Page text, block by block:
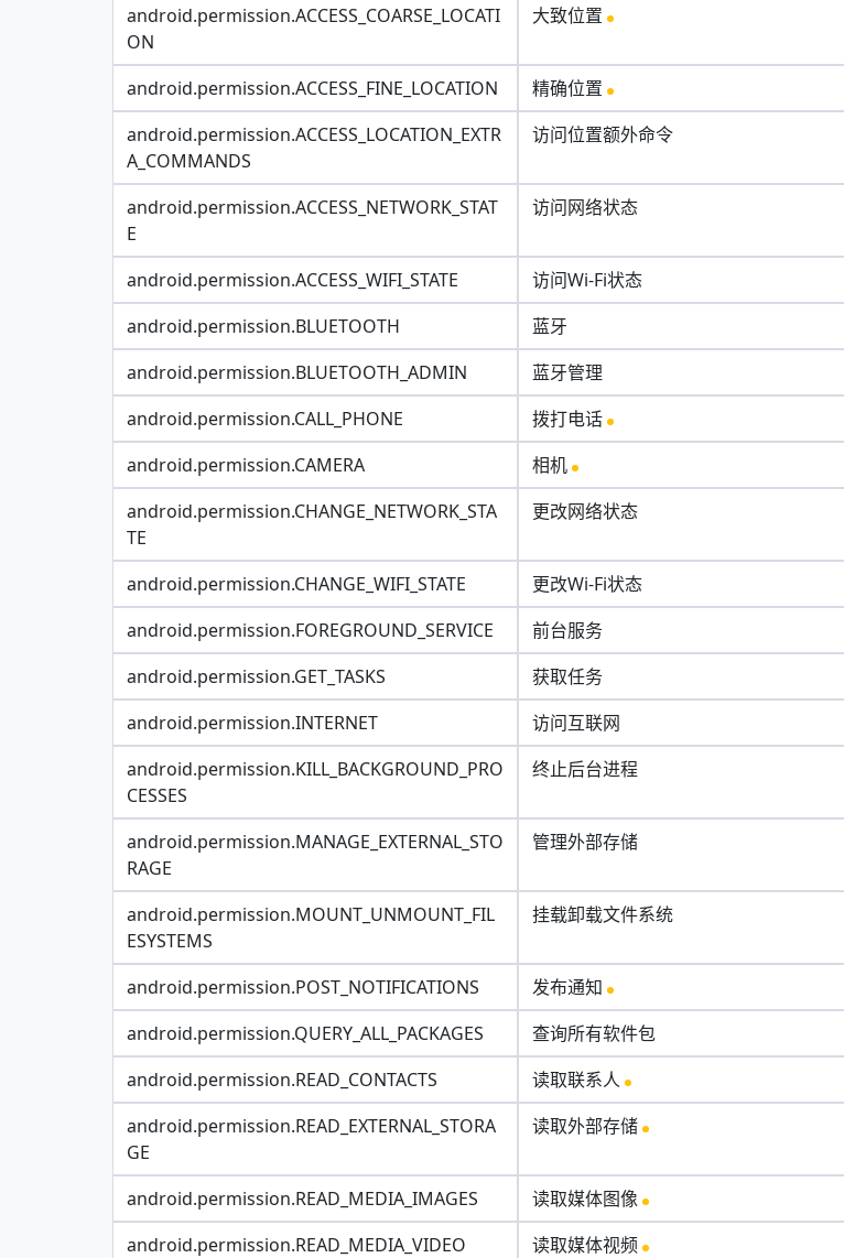
android.permission.ACCESS_COARSE_LOCATI
ON
大致位置
android.permission.ACCESS_FINE_LOCATION
精确位置
android.permission.ACCESS_LOCATION_EXTR
A_COMMANDS
访问位置额外命令
android.permission.ACCESS_NETWORK_STAT
E
访问网络状态
android.permission.ACCESS_WIFI_STATE
访问Wi-Fi状态
android.permission.BLUETOOTH
蓝牙
android.permission.BLUETOOTH_ADMIN
蓝牙管理
android.permission.CALL_PHONE
拨打电话
android.permission.CAMERA
相机
android.permission.CHANGE_NETWORK_STA
TE
更改网络状态
android.permission.CHANGE_WIFI_STATE
更改Wi-Fi状态
android.permission.FOREGROUND_SERVICE
前台服务
android.permission.GET_TASKS
获取任务
android.permission.INTERNET
访问互联网
android.permission.KILL_BACKGROUND_PRO
CESSES
终止后台进程
android.permission.MANAGE_EXTERNAL_STO
RAGE
管理外部存储
android.permission.MOUNT_UNMOUNT_FIL
ESYSTEMS
挂载卸载文件系统
android.permission.POST_NOTIFICATIONS
发布通知
android.permission.QUERY_ALL_PACKAGES
查询所有软件包
android.permission.READ_CONTACTS
读取联系人
android.permission.READ_EXTERNAL_STORA
GE
读取外部存储
android.permission.READ_MEDIA_IMAGES
读取媒体图像
android.permission.READ_MEDIA_VIDEO
读取媒体视频